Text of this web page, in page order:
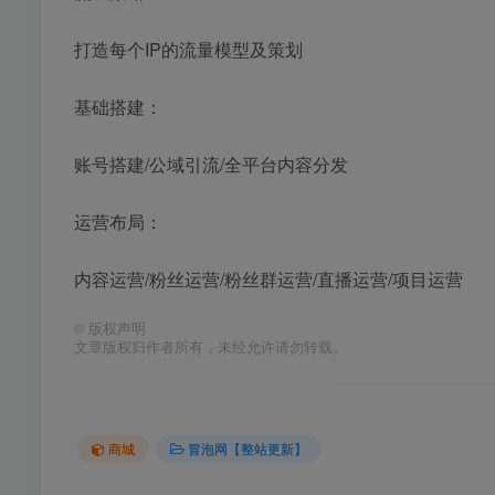
打造每个IP的流量模型及策划
基础搭建：
账号搭建/公域引流/全平台内容分发
运营布局：
内容运营/粉丝运营/粉丝群运营/直播运营/项目运营
© 版权声明
文章版权归作者所有，未经允许请勿转载。
商城 冒泡网【整站更新】